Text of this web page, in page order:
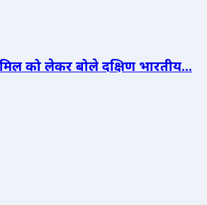
को लेकर बोले दक्षिण भारतीय...